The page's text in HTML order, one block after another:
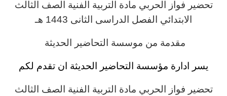
تحضير فواز الحربي مادة التربية الفنية
الصف الثالث
الابتدائي الفصل الدراسى الثانى 1443 هـ
مقدمة من موسسة التحاضير الحديثة
يسر ادارة مؤسسة التحاضير الحديثة ان تقدم لكم
تحضير فواز الحربي مادة التربية الفنية
الصف الثالث